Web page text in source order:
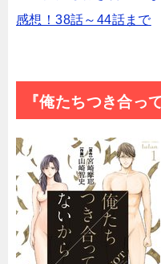
感想！38話～44話まで
『俺たちつき合っ